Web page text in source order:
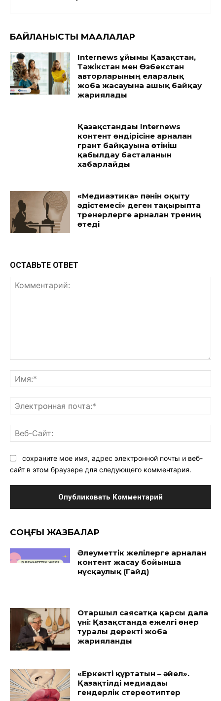
БАЙЛАНЫСТЫ МАҚАЛАЛАР
Internews ұйымы Қазақстан,
Тәжікстан мен Өзбекстан
авторларының еларалық
жоба жасауына ашық байқау
жариялады
Қазақстандағы Internews
контент өндірісіне арналған
грант байқауына өтініш
қабылдау басталғанын
хабарлайды
«Медиаэтика» пәнін оқыту
әдістемесі» деген тақырыпта
тренерлерге арналған трениң
өтеді
ОСТАВЬТЕ ОТВЕТ
сохраните мое имя, адрес электронной почты и веб-
сайт в этом браузере для следующего комментария.
CОҢҒЫ ЖАЗБАЛАР
Әлеуметтік желілерге арналған
контент жасау бойынша
нұсқаулық (Гайд)
Отаршыл саясатқа қарсы дала
үні: Қазақстанда ежелгі өнер
туралы деректі жоба
жарияланды
«Еркекті құртатын – әйел».
Қазақтілді медиадағы
гендерлік стереотиптер